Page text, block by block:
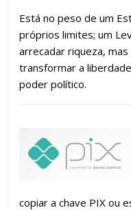
Está no peso de um
próprios limites; um
arrecadar riqueza,
transformar a
poder político.
copiar a chave PIX ou